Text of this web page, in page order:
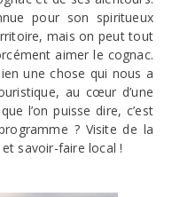
pour son spiritueux
mais on peut tout
aimer le cognac.
une chose qui nous a
au cœur d’une
l’on puisse dire, c’est
? Visite de la
savoir-faire local !